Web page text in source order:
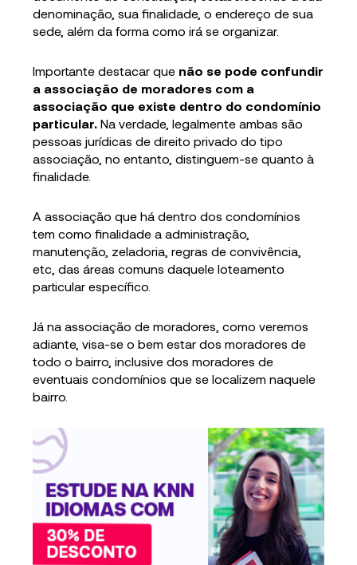
denominação, sua finalidade, o endereço de sua
sede, além da forma como irá se organizar.
Importante destacar que não se pode confundir
a associação de moradores com a
associação que existe dentro do condomínio
particular.Na verdade, legalmente ambas são
pessoas jurídicas de direito privado do tipo
associação, no entanto, distinguem-se quanto à
finalidade.
A associação que há dentro dos condomínios
tem como finalidade a administração,
manutenção, zeladoria, regras de convivência,
etc, das áreas comuns daquele loteamento
particular específico.
Já na associação de moradores, como veremos
adiante, visa-se o bem estar dos moradores de
todo o bairro, inclusive dos moradores de
eventuais condomínios que se localizem naquele
bairro.